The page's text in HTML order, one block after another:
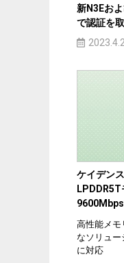
新N3Eお
で認証を
ケイデン
高性能メモ
なソリュー
に対応